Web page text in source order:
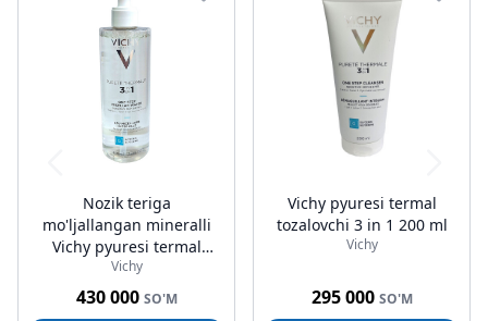
Nozik teriga
mo'ljallangan mineralli
Vichy pyuresi termal
mitsellar suvi 400 ml
Vichy
430 000 SO'M
Vichy pyuresi termal
tozalovchi 3 in 1 200 ml
Vichy
295 000 SO'M